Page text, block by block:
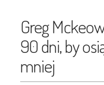
Greg
90 dni, by
mniej